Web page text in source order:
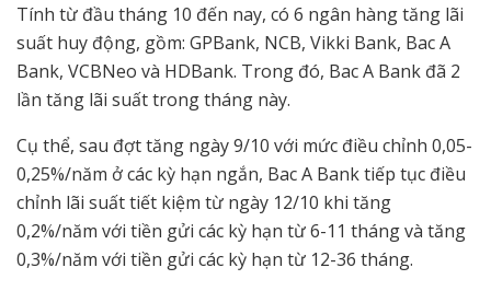
Tính từ đầu tháng 10 đến nay, có 6 ngân hàng tăng lãi
suất huy động, gồm: GPBank, NCB, Vikki Bank, Bac A
Bank, VCBNeo và HDBank. Trong đó, Bac A Bank đã 2
lần tăng lãi suất trong tháng này.
Cụ thể, sau đợt tăng ngày 9/10 với mức điều chỉnh 0,05-
0,25%/năm ở các kỳ hạn ngắn, Bac A Bank tiếp tục điều
chỉnh lãi suất tiết kiệm từ ngày 12/10 khi tăng
0,2%/năm với tiền gửi các kỳ hạn từ 6-11 tháng và tăng
0,3%/năm với tiền gửi các kỳ hạn từ 12-36 tháng.